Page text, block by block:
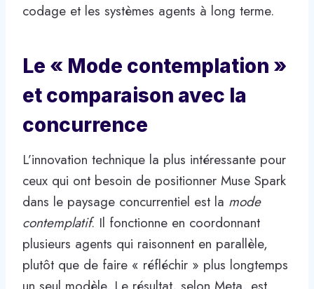
codage et les systèmes agents à long terme.
Le « Mode contemplation »
et comparaison avec la
concurrence
L’innovation technique la plus intéressante pour
ceux qui ont besoin de positionner Muse Spark
dans le paysage concurrentiel est la mode
contemplatif. Il fonctionne en coordonnant
plusieurs agents qui raisonnent en parallèle,
plutôt que de faire « réfléchir » plus longtemps